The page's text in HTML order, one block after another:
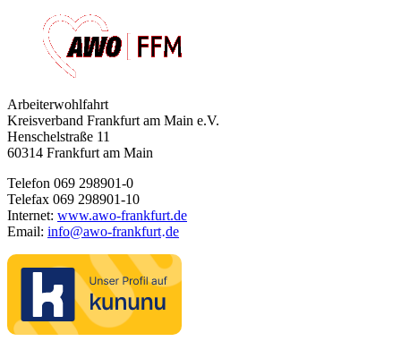
Arbeiterwohlfahrt
Kreisverband Frankfurt am Main e.V.
Henschelstraße 11
60314 Frankfurt am Main
Telefon 069 298901-0
Telefax 069 298901-10
Internet: www.awo-frankfurt.de
Email: info@awo-frankfurt·de